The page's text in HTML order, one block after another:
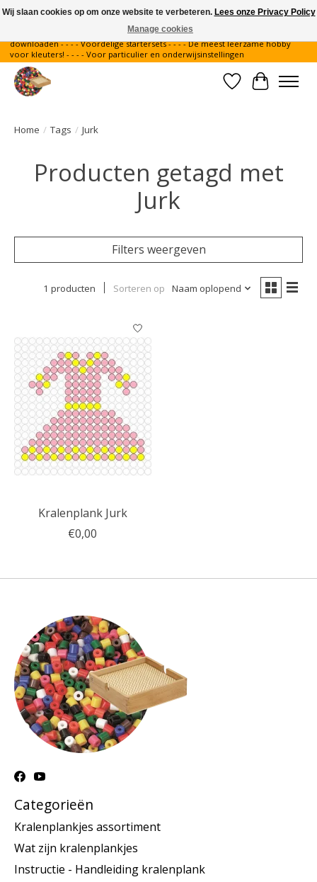
Gratis verzending binnen Nederland - - - - Legvoorbeelden gratis te
downloaden - - - - Voordelige startersets - - - - De meest leerzame hobby
voor kleuters! - - - - Voor particulier en onderwijsinstellingen
Verlanglijst
Home / Tags / Jurk
Producten getagd met
Jurk
Filters weergeven
1 producten Sorteren op Naam oplopend
Kralenplank Jurk
€0,00
Categorieën
Kralenplankjes assortiment
Wat zijn kralenplankjes
Instructie - Handleiding kralenplank
Wij slaan cookies op om onze website te verbeteren. Lees onze Privacy Policy
Manage cookies